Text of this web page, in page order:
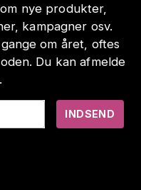
nye produkter,
kampagner osv.
om året, oftes
Du kan afmelde
INDSEND